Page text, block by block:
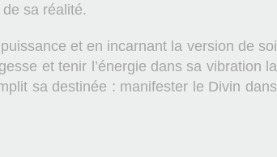
sa réalité.
et en incarnant la version de soi
et tenir l’énergie dans sa vibration la
sa destinée : manifester le Divin dans